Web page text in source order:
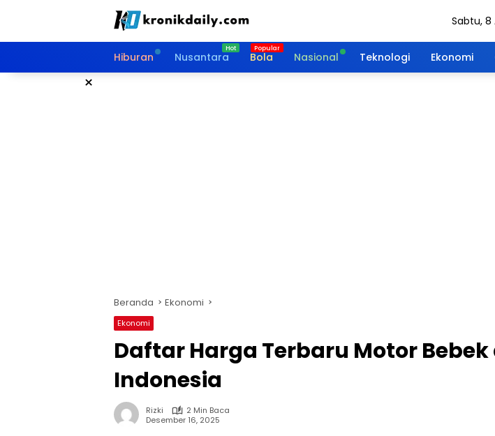
Sabtu, 8
Hiburan Nusantara Bola Nasional Teknologi Ekonomi
×
Beranda Ekonomi
Ekonomi
Daftar Harga Terbaru Motor Bebek
Indonesia
Rizki
2 Min Baca
Desember 16, 2025